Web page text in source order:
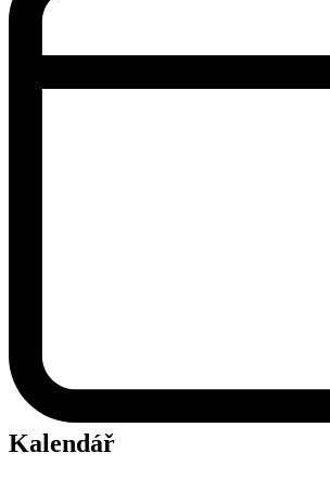
Kalendář